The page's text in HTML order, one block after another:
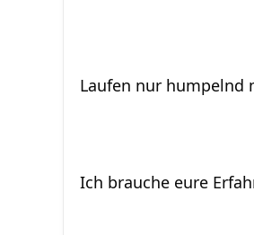
Laufen nur humpelnd
Ich brauche eure